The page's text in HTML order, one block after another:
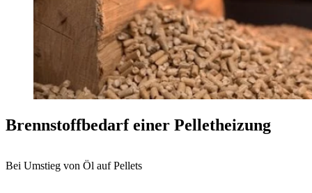
Brennstoffbedarf einer Pelletheizung
Bei Umstieg von Öl auf Pellets